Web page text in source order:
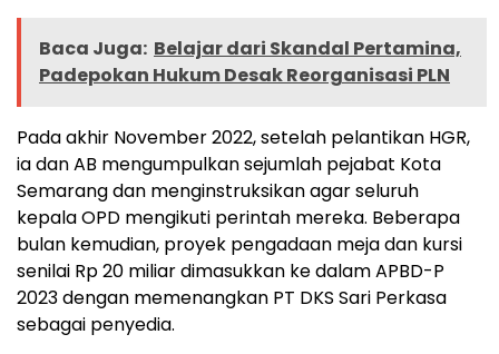
Baca Juga: Belajar dari Skandal Pertamina,
Padepokan Hukum Desak Reorganisasi PLN
Pada akhir November 2022, setelah pelantikan HGR,
ia dan AB mengumpulkan sejumlah pejabat Kota
Semarang dan menginstruksikan agar seluruh
kepala OPD mengikuti perintah mereka. Beberapa
bulan kemudian, proyek pengadaan meja dan kursi
senilai Rp 20 miliar dimasukkan ke dalam APBD-P
2023 dengan memenangkan PT DKS Sari Perkasa
sebagai penyedia.